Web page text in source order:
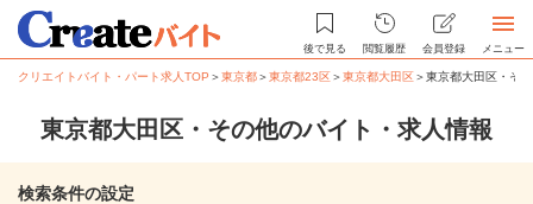
後で見る 閲覧履歴 会員登録 メニュー
クリエイトバイト・パート求人TOP ＞東京都＞東京都23区＞東京都大田区＞東京都大田区・そ
東京都大田区・その他のバイト・求人情報
検索条件の設定